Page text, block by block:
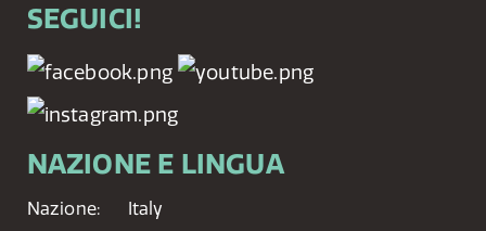
SEGUICI!
NAZIONE E LINGUA
Nazione:
Italy